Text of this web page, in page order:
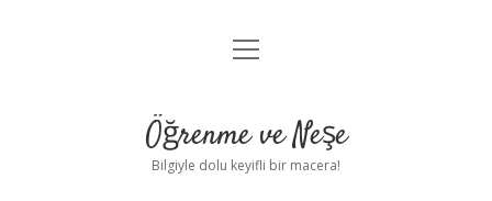
Anasayfa
Yasal Uyarı
menüyü
Öğrenme ve Neşe
Bilgiyle dolu keyifli bir macera!